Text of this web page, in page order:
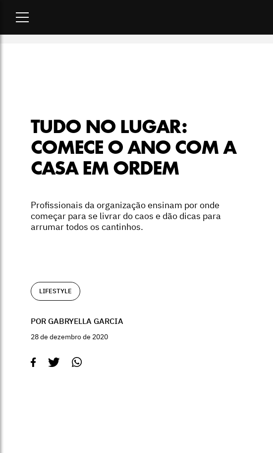
TUDO NO LUGAR:
COMECE O ANO COM A
CASA EM ORDEM
Profissionais da organização ensinam por onde
começar para se livrar do caos e dão dicas para
arrumar todos os cantinhos.
LIFESTYLE
POR GABRYELLA GARCIA
28 de dezembro de 2020